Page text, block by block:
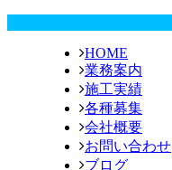
HOME
業務案内
施工実績
各種募集
会社概要
お問い合わせ
ブログ